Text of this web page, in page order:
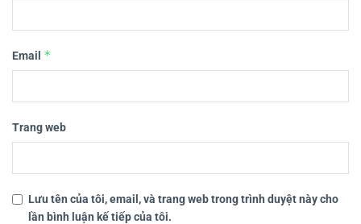
Email *
Trang web
Lưu tên của tôi, email, và trang web trong trình duyệt này cho
lần bình luận kế tiếp của tôi.